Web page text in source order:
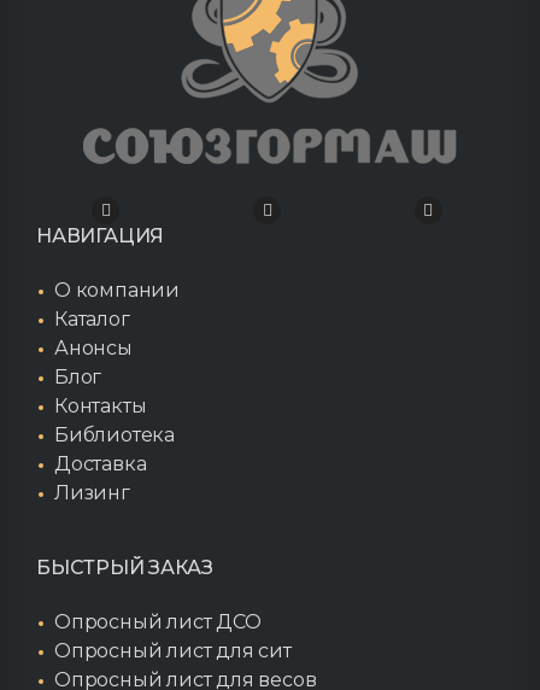
НАВИГАЦИЯ
О компании
Каталог
Анонсы
Блог
Контакты
Библиотека
Доставка
Лизинг
БЫСТРЫЙ ЗАКАЗ
Опросный лист ДСО
Опросный лист для сит
Опросный лист для весов